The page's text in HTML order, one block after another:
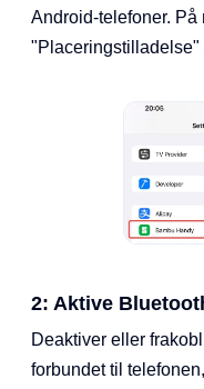
Android-telefoner.
"Placeringstilladelse"
2: Aktive
Deaktiver eller
forbundet til